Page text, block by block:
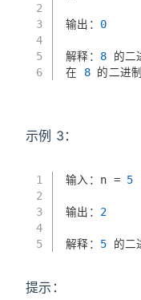
2
3
4
5
6
输出： 0
解释： 8 的二
在 8 的二进
示例 3：
1
2
3
4
5
输入：n = 5
输出： 2
解释： 5 的二
提示：